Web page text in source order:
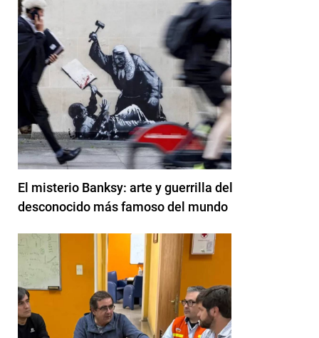
El misterio Banksy: arte y guerrilla del
desconocido más famoso del mundo